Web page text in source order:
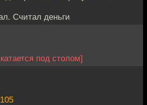
Считал деньги
под столом]